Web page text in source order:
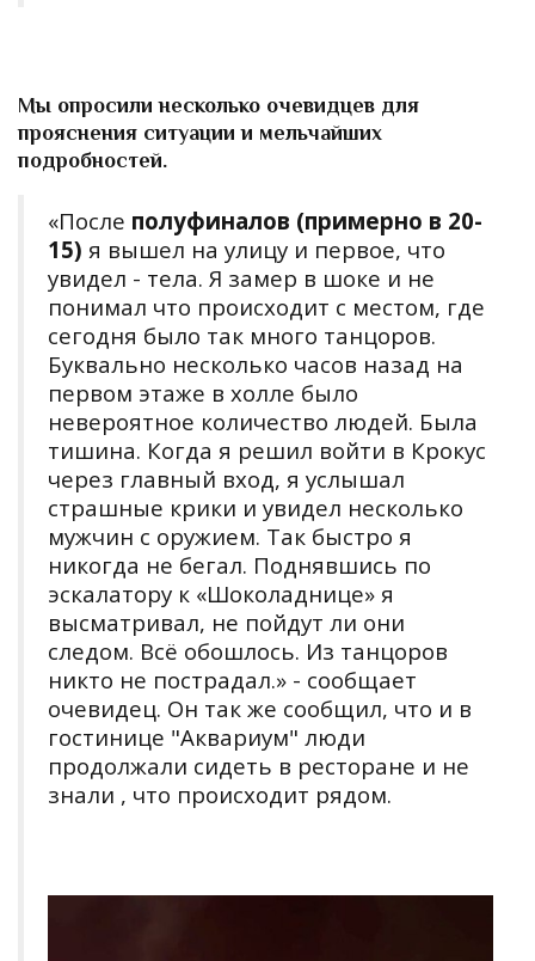
Мы опросили несколько очевидцев для
прояснения ситуации и мельчайших
подробностей.
«После полуфиналов (примерно в 20-
15) я вышел на улицу и первое, что
увидел - тела. Я замер в шоке и не
понимал что происходит с местом, где
сегодня было так много танцоров.
Буквально несколько часов назад на
первом этаже в холле было
невероятное количество людей. Была
тишина. Когда я решил войти в Крокус
через главный вход, я услышал
страшные крики и увидел несколько
мужчин с оружием. Так быстро я
никогда не бегал. Поднявшись по
эскалатору к «Шоколаднице» я
высматривал, не пойдут ли они
следом. Всё обошлось. Из танцоров
никто не пострадал.» - сообщает
очевидец. Он так же сообщил, что и в
гостинице "Аквариум" люди
продолжали сидеть в ресторане и не
знали , что происходит рядом.